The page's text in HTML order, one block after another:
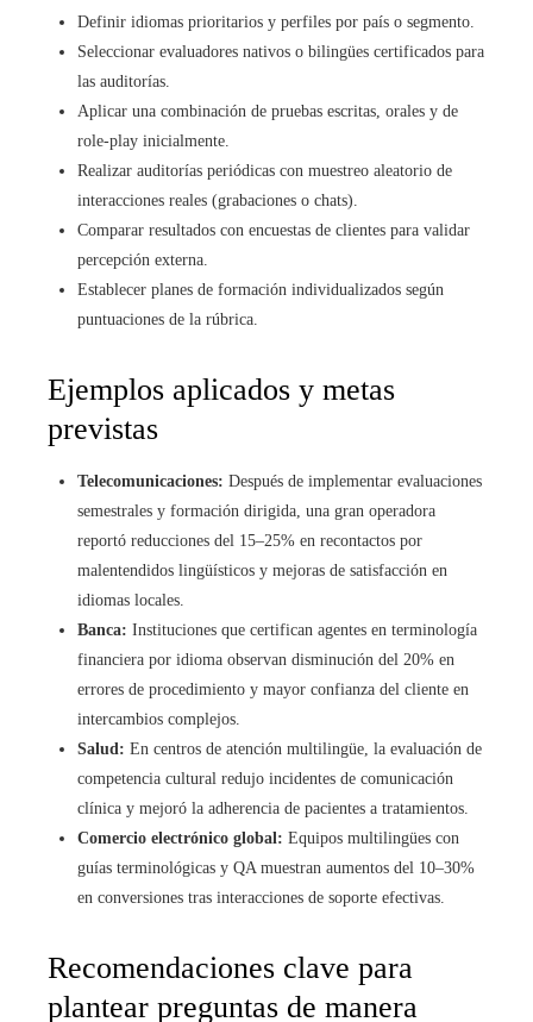
Definir idiomas prioritarios y perfiles por país o segmento.
Seleccionar evaluadores nativos o bilingües certificados para
las auditorías.
Aplicar una combinación de pruebas escritas, orales y de
role-play inicialmente.
Realizar auditorías periódicas con muestreo aleatorio de
interacciones reales (grabaciones o chats).
Comparar resultados con encuestas de clientes para validar
percepción externa.
Establecer planes de formación individualizados según
puntuaciones de la rúbrica.
Ejemplos aplicados y metas
previstas
Telecomunicaciones: Después de implementar evaluaciones
semestrales y formación dirigida, una gran operadora
reportó reducciones del 15–25% en recontactos por
malentendidos lingüísticos y mejoras de satisfacción en
idiomas locales.
Banca: Instituciones que certifican agentes en terminología
financiera por idioma observan disminución del 20% en
errores de procedimiento y mayor confianza del cliente en
intercambios complejos.
Salud: En centros de atención multilingüe, la evaluación de
competencia cultural redujo incidentes de comunicación
clínica y mejoró la adherencia de pacientes a tratamientos.
Comercio electrónico global: Equipos multilingües con
guías terminológicas y QA muestran aumentos del 10–30%
en conversiones tras interacciones de soporte efectivas.
Recomendaciones clave para
plantear preguntas de manera